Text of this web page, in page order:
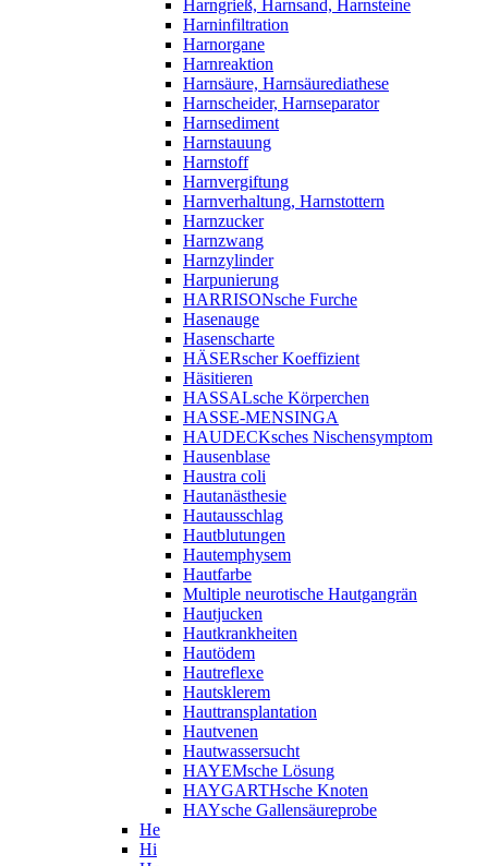
Harngrieß, Harnsand, Harnsteine
Harninfiltration
Harnorgane
Harnreaktion
Harnsäure, Harnsäurediathese
Harnscheider, Harnseparator
Harnsediment
Harnstauung
Harnstoff
Harnvergiftung
Harnverhaltung, Harnstottern
Harnzucker
Harnzwang
Harnzylinder
Harpunierung
HARRISONsche Furche
Hasenauge
Hasenscharte
HÄSERscher Koeffizient
Häsitieren
HASSALsche Körperchen
HASSE-MENSINGA
HAUDECKsches Nischensymptom
Hausenblase
Haustra coli
Hautanästhesie
Hautausschlag
Hautblutungen
Hautemphysem
Hautfarbe
Multiple neurotische Hautgangrän
Hautjucken
Hautkrankheiten
Hautödem
Hautreflexe
Hautsklerem
Hauttransplantation
Hautvenen
Hautwassersucht
HAYEMsche Lösung
HAYGARTHsche Knoten
HAYsche Gallensäureprobe
He
Hi